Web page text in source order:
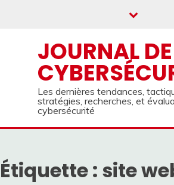
JOURNAL DE
Les dernières tendances,
stratégies, recherches, et
cybersécurité
Étiquette : site